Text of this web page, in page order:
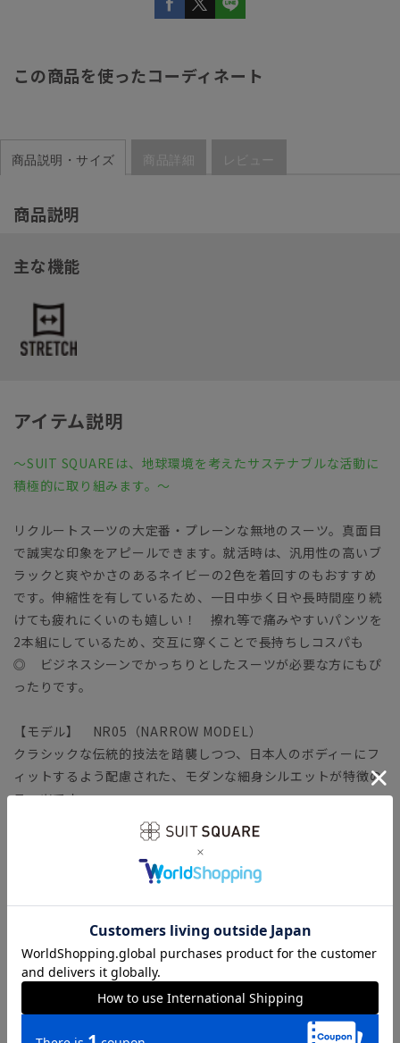
この商品を使ったコーディネート
商品説明・サイズ 商品詳細 レビュー
商品説明
主な機能
アイテム説明
～SUIT SQUAREは、地球環境を考えたサステナブルな活動に
積極的に取り組みます。～
リクルートスーツの大定番・プレーンな無地のスーツ。真面目
で誠実な印象をアピールできます。就活時は、汎用性の高いブ
ラックと爽やかさのあるネイビーの2色を着回すのもおすすめ
です。伸縮性を有しているため、一日中歩く日や長時間座り続
けても疲れにくいのも嬉しい！ 擦れ等で痛みやすいパンツを
2本組にしているため、交互に穿くことで長持ちしコスパも
◎ ビジネスシーンでかっちりとしたスーツが必要な方にもぴ
ったりです。
【モデル】 NR05（NARROW MODEL）
クラシックな伝統的技法を踏襲しつつ、日本人のボディーにフ
ィットするよう配慮された、モダンな細身シルエットが特徴の
スーツです。
やや広めの肩周りとシェイプされたウエストライン、膝下テー
パードのシャープなパンツが男性らしい逆三角形の体型を強
調。NR04モデルをベースに、腰回りの窮屈さは軽減しつつ、
裾にかけてテーパードを強調したシルエットへとモダナイズし
ています。
「NARROW MODEL（ナロー・モデル）」とは？
【生地】 ELANCO（エランコ）
ECO（自然や環境保全）＋LAND（陸地、すなわち地球）を意
味する『ELANCO』。染色後の水を再利用することで、節水、